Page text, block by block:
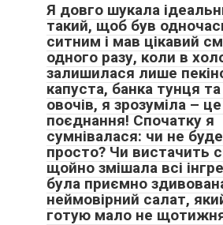
Я довго шукала
такий, щоб був
ситним і мав цікавий
одного разу, коли в
залишилася лише
капуста, банка тунця та
овочів, я зрозуміла –
поєднання! Спочатку я
сумнівалася: чи не
просто? Чи вистачить
щойно змішала всі
була приємно
неймовірний салат,
готую мало не